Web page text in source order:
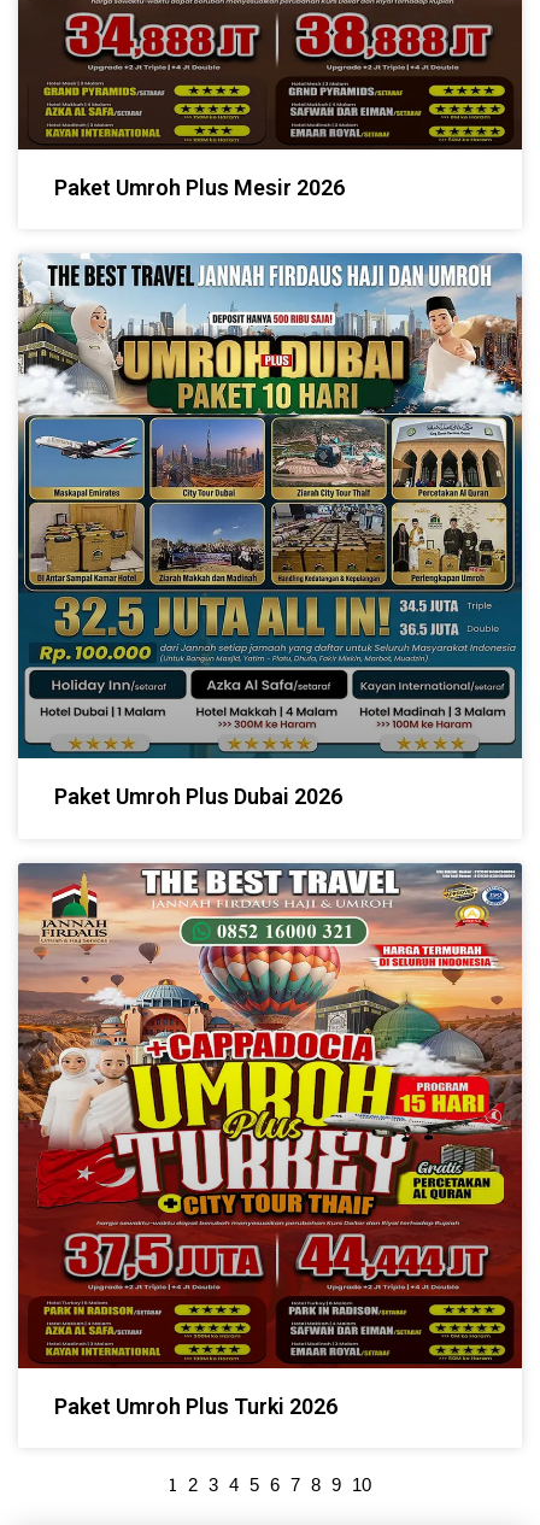
Paket Umroh Plus Mesir 2026
Paket Umroh Plus Dubai 2026
Paket Umroh Plus Turki 2026
1 2 3 4 5 6 7 8 9 10